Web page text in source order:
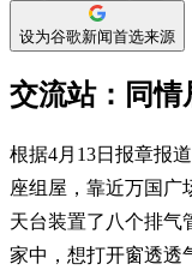
设为谷歌新闻首选来源
交流站：同情
根据4月13日报章报
座组屋，靠近万国广
天台装置了八个排气
家中，想打开窗透透